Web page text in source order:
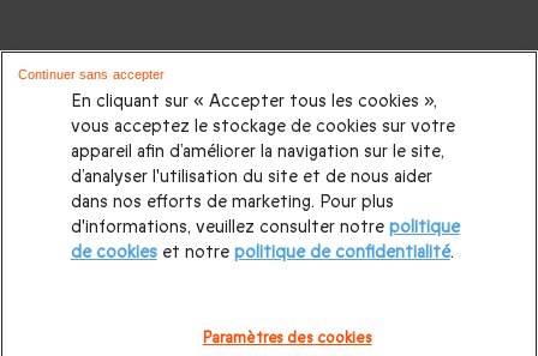
En cliquant sur « Accepter tous les cookies »,
vous acceptez le stockage de cookies sur votre
appareil afin d’améliorer la navigation sur le site,
d’analyser l'utilisation du site et de nous aider
dans nos efforts de marketing. Pour plus
d'informations, veuillez consulter notre politique
de cookieset notre politique de confidentialité.
Paramètres des cookies
Continuer sans accepter